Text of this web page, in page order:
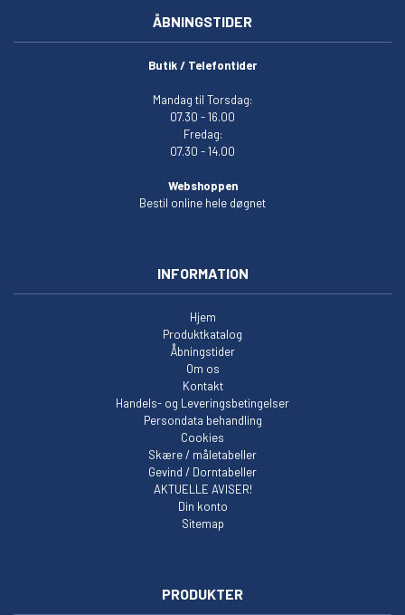
ÅBNINGSTIDER
Butik / Telefontider
Mandag til Torsdag:
07.30 - 16.00
Fredag:
07.30 - 14.00
Webshoppen
Bestil online hele døgnet
INFORMATION
Hjem
Produktkatalog
Åbningstider
Om os
Kontakt
Handels- og Leveringsbetingelser
Persondata behandling
Cookies
Skære / måletabeller
Gevind / Dorntabeller
AKTUELLE AVISER!
Din konto
Sitemap
PRODUKTER